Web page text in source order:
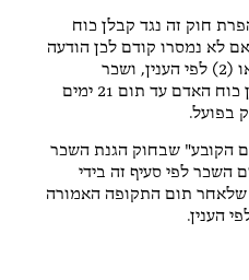
חוק זה נגד קבלן כוח
לא נמסרו קודם לכן הודעה
או דרישה בהתאם לפסקה (1) או (2) לפי הענין, ושכר
המינימום לא שולם על ידי קבלן כוח האדם עד תום 21 ימים
בפועל.
הקובע" שבחוק הגנת השכר
השכר לפי סעיף זה בידי
שלאחר תום התקופה האמורה